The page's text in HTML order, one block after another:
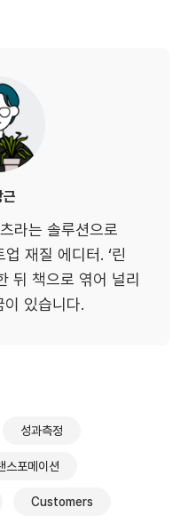
근
라는 솔루션으로
재질 에디터. ‘린
뒤 책으로 엮어 널리
이 있습니다.
성과측정
스포메이션
Customers